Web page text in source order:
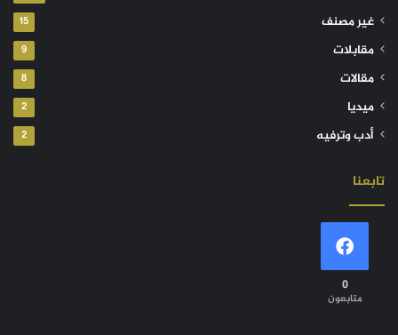
غير مصنف 15
مقابلات 9
مقالات 8
ميديا 2
أدب وترفيه 2
تابعنا
0
متابعون